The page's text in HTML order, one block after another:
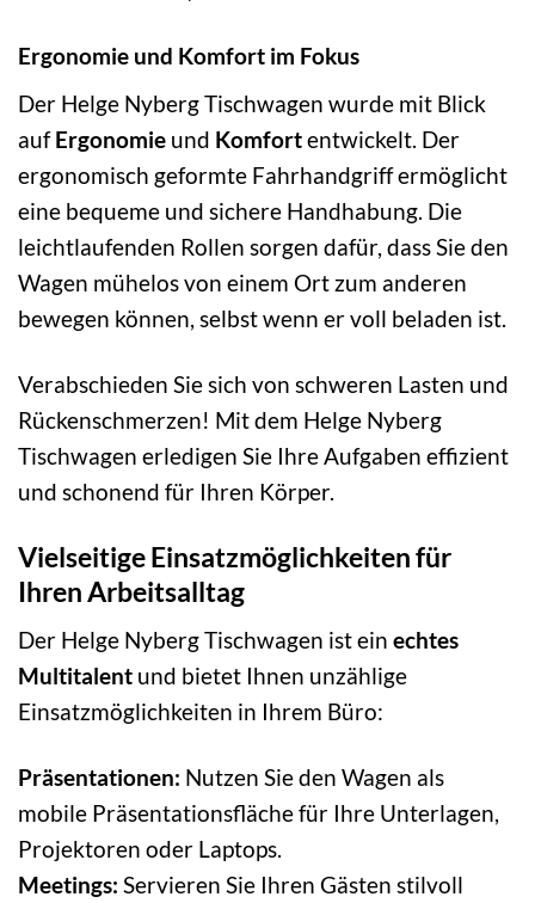
Ergonomie und Komfort im Fokus
Der Helge Nyberg Tischwagen wurde mit Blick
aufErgonomie und Komfortentwickelt. Der
ergonomisch geformte Fahrhandgriff ermöglicht
eine bequeme und sichere Handhabung. Die
leichtlaufenden Rollen sorgen dafür, dass Sie den
Wagen mühelos von einem Ort zum anderen
bewegen können, selbst wenn er voll beladen ist.
Verabschieden Sie sich von schweren Lasten und
Rückenschmerzen! Mit dem Helge Nyberg
Tischwagen erledigen Sie Ihre Aufgaben effizient
und schonend für Ihren Körper.
Vielseitige Einsatzmöglichkeiten für
Ihren Arbeitsalltag
Der Helge Nyberg Tischwagen ist ein echtes
Multitalent und bietet Ihnen unzählige
Einsatzmöglichkeiten in Ihrem Büro:
Präsentationen: Nutzen Sie den Wagen als
mobile Präsentationsfläche für Ihre Unterlagen,
Projektoren oder Laptops.
Meetings: Servieren Sie Ihren Gästen stilvoll